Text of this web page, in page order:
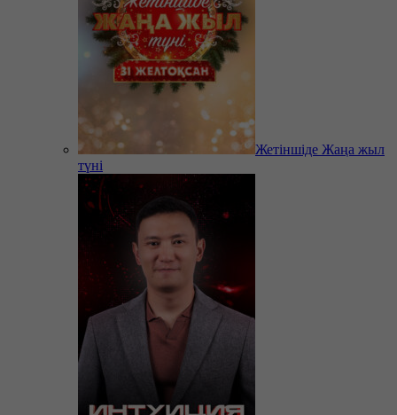
Жетіншіде Жаңа жыл
түні